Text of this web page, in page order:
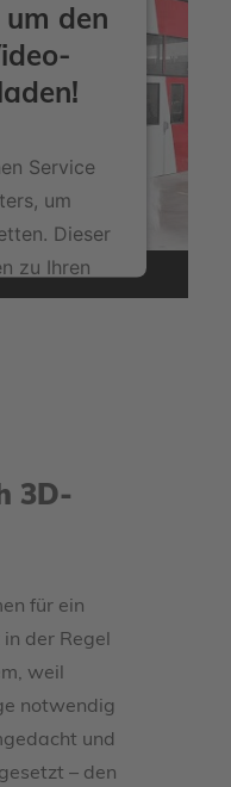
den
Service
um
Dieser
zu Ihren
Bitte lesen
3D-
für ein
der Regel
weil
notwendig
und
– den